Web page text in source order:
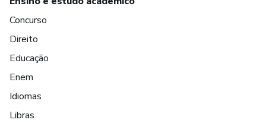
Concurso
Direito
Educação
Enem
Idiomas
Libras